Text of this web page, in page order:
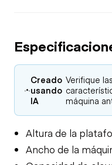
Creado
usando
IA
Verifique
máquina
Altura de la
Ancho de la